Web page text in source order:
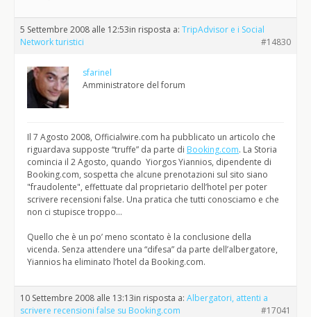
5 Settembre 2008 alle 12:53in risposta a: TripAdvisor e i Social
Network turistici
#14830
sfarinel
Amministratore del forum
Il 7 Agosto 2008, Officialwire.com ha pubblicato un articolo che
riguardava supposte “truffe” da parte di Booking.com. La Storia
comincia il 2 Agosto, quando Yiorgos Yiannios, dipendente di
Booking.com, sospetta che alcune prenotazioni sul sito siano
"fraudolente", effettuate dal proprietario dell’hotel per poter
scrivere recensioni false. Una pratica che tutti conosciamo e che
non ci stupisce troppo…
Quello che è un po’ meno scontato è la conclusione della
vicenda. Senza attendere una “difesa” da parte dell’albergatore,
Yiannios ha eliminato l’hotel da Booking.com.
10 Settembre 2008 alle 13:13in risposta a: Albergatori, attenti a
scrivere recensioni false su Booking.com
#17041